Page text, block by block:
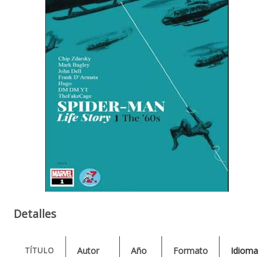
Detalles
TÍTULO Autor Año Formato Idioma